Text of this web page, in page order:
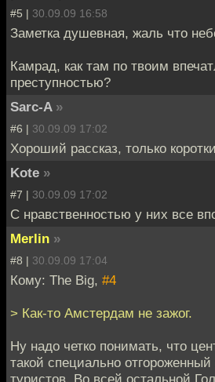
#5 | 30.09.09 16:58
Заметка душевная, жаль что
Камрад, как там по твоим
преступностью?
Sarc-A »
#6 | 30.09.09 17:02
Хороший рассказ, только
Kote »
#7 | 30.09.09 17:02
С нравственностью у них все
Merlin »
#8 | 30.09.09 17:04
Кому: The Big, #4
> Как-то Амстердам не зажог.
Ну надо четко понимать, что
такой специально
туристов. Во всей остальной